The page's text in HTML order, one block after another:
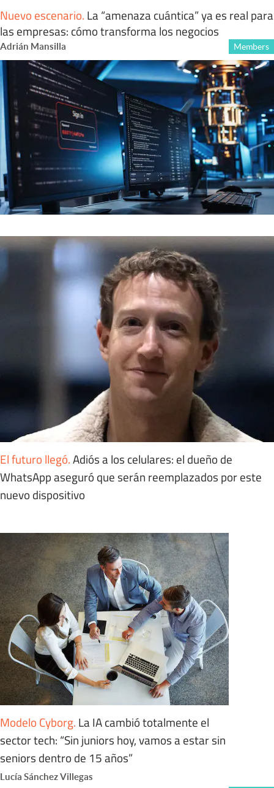
Nuevo escenario. La “amenaza cuántica” ya es real para
las empresas: cómo transforma los negocios
Adrián Mansilla Members
El futuro llegó.Adiós a los celulares: el dueño de
WhatsApp aseguró que serán reemplazados por este
nuevo dispositivo
Modelo Cyborg. La IA cambió totalmente el
sector tech: “Sin juniors hoy, vamos a estar sin
seniors dentro de 15 años”
Lucía Sánchez Villegas